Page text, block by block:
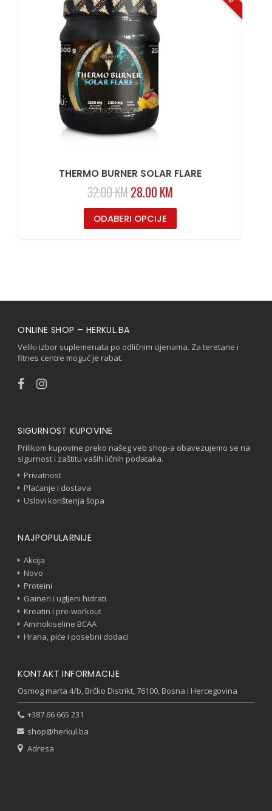
THERMO BURNER SOLAR FLARE
32.00KM28.00 KM
ODABERI OPCIJE
ONLINE SHOP – HERKUL.BA
Veliki izbor suplemenata po odličnim cijenama. Za teretane i
fitnes centre moguć je rabat.
SIGURNOST KUPOVINE
Prilikom kupovine preko našeg veb shop-a obavezujemo se na
sigurnost i zaštitu vaših ličnih podataka.
Privatnost
Plaćanje i dostava
Uslovi korištenja šopa
NAJPOPULARNIJE
Akcija
Novo
Proteini
Gaineri i ugljeni hidrati
Kreatin i pre-workout
Aminokiseline BCAA
Hrana, piće i posebni dodaci
KONTAKT INFORMACIJE
Osmog marta 4/b, Brčko Distrikt, 76100, Bosna i Hercegovina
+387 66 665 231
shop@herkul.ba
Adresa